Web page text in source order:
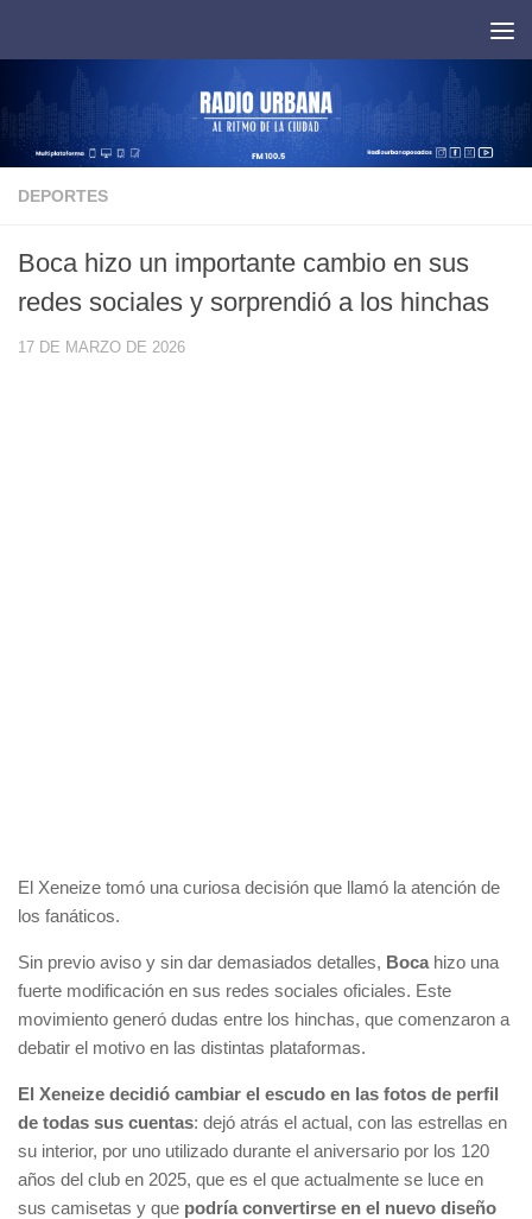
DEPORTES
Boca hizo un importante cambio en sus
redes sociales y sorprendió a los hinchas
17 DE MARZO DE 2026
El Xeneize tomó una curiosa decisión que llamó la atención de
los fanáticos.
Sin previo aviso y sin dar demasiados detalles, Boca hizo una
fuerte modificación en sus redes sociales oficiales. Este
movimiento generó dudas entre los hinchas, que comenzaron a
debatir el motivo en las distintas plataformas.
El Xeneize decidió cambiar el escudo en las fotos de perfil
de todas sus cuentas: dejó atrás el actual, con las estrellas en
su interior, por uno utilizado durante el aniversario por los 120
años del club en 2025, que es el que actualmente se luce en
sus camisetas y que podría convertirse en el nuevo diseño